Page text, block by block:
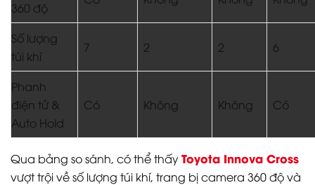
360 độ
Số lượng
túi khí
7 2 2 6
Phanh
điện tử &
Auto Hold
Có Không Không Có
Qua bảng so sánh, có thể thấyToyota Innova Cross
vượt trội về số lượng túi khí, trang bị camera 360 độ và